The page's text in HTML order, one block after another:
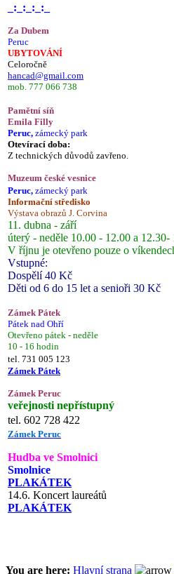
_:_:_:_:_
Za Dubem
Peruc
UBYTOVÁNÍ
Celoročně
hancad@gmail.com
mob. 777 066 738
Pamětní síň
Emila Filly
Peruc, zámecký park
Otevírací doba:
Z technických důvodů zavřeno.
Muzeum české vesnice
Peruc, zámecký park
Informační středisko
Výstava obrazů J. Corvina
11. dubna - září
úterý - neděle 10.00 - 12.00 a 12.30-
V říjnu je otevřeno pouze o
Vstupné:
Dospělí 40 Kč
Děti od 6 do 15 let a senioři 30 Kč
Zámek Pátek
Pátek nad Ohří
Otevřeno pátek - neděle
10 - 16 hodin
tel. 731 005 123
Zámek Pátek
Zámek Peruc
veřejnosti nepřístupný
tel. 602 728 422
Zámek Peruc
Hudba ve Smolnici
Smolnice
PLAKÁTEK
14.6. Koncert laureátů
PLAKÁTEK
You are here: Hlavní strana